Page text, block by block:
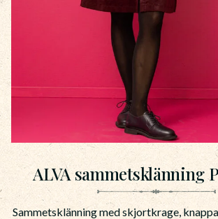
ALVA sammetsklänning
Sammetsklänning med skjortkrage,